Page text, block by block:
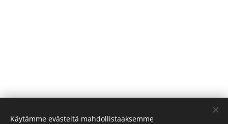
Käytämme evästeitä mahdollistaaksemme